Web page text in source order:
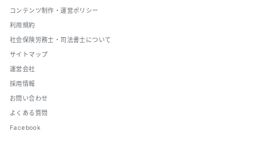
コンテンツ制作・運営ポリシー
利用規約
社会保険労務士・司法書士について
サイトマップ
運営会社
採用情報
お問い合わせ
よくある質問
Facebook